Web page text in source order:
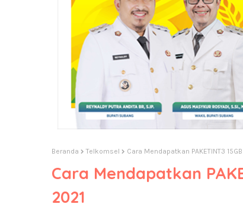
Beranda Telkomsel Cara Mendapatkan PAKETINT3
Cara Mendapatkan
2021